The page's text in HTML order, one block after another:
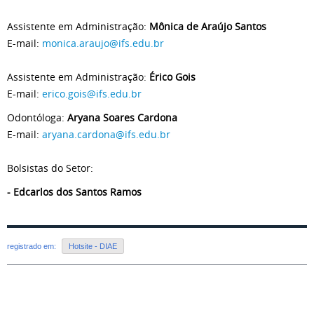
Assistente em Administração: Mônica de Araújo Santos
E-mail: monica.araujo@ifs.edu.br
Assistente em Administração: Érico Gois
E-mail: erico.gois@ifs.edu.br
Odontóloga: Aryana Soares Cardona
E-mail: aryana.cardona@ifs.edu.br
Bolsistas do Setor:
- Edcarlos dos Santos Ramos
registrado em: Hotsite - DIAE